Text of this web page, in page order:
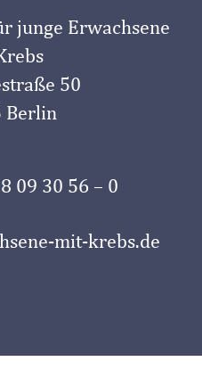
junge Erwachsene
50
Berlin
09 30 56 – 0
mit-krebs.de